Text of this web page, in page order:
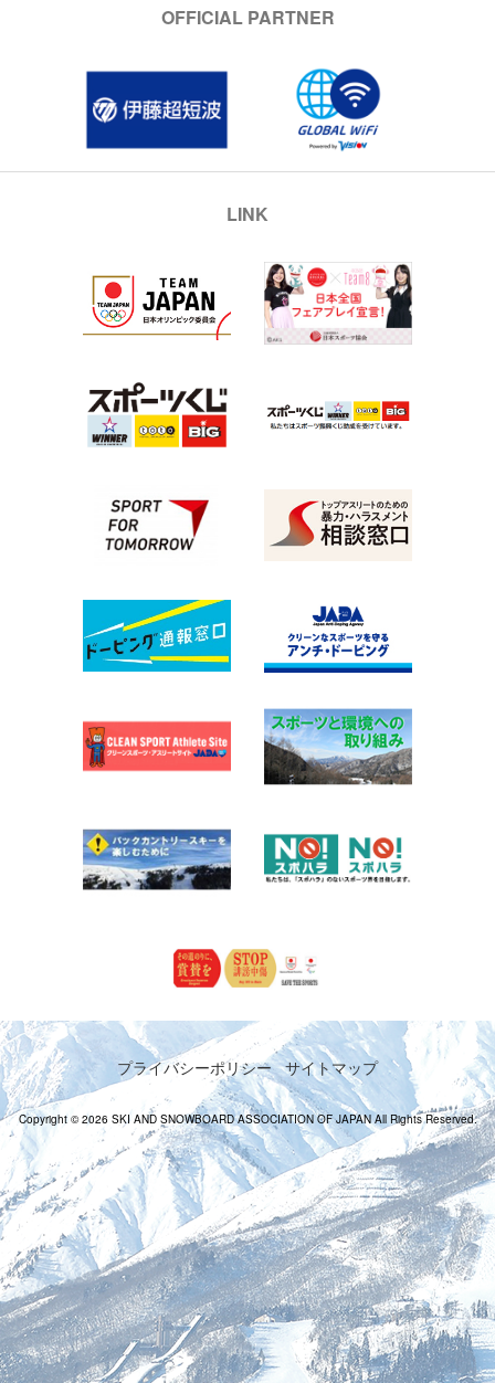
OFFICIAL PARTNER
LINK
プライバシーポリシー サイトマップ
Copyright © 2026 SKI AND SNOWBOARD ASSOCIATION OF JAPAN All Rights Reserved.